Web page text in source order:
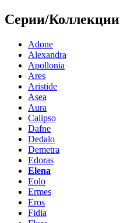
Серии/Коллекции
Adone
Alexandra
Apollonia
Ares
Aristide
Asea
Aura
Calipso
Dafne
Dedalo
Demetra
Edoras
Elena
Eolo
Ermes
Eros
Fidia